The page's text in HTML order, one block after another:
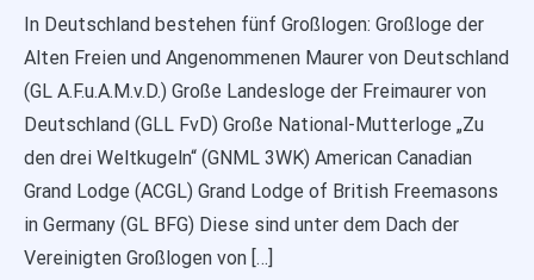
In Deutschland bestehen fünf Großlogen: Großloge der
Alten Freien und Angenommenen Maurer von Deutschland
(GL A.F.u.A.M.v.D.) Große Landesloge der Freimaurer von
Deutschland (GLL FvD) Große National-Mutterloge „Zu
den drei Weltkugeln“ (GNML 3WK) American Canadian
Grand Lodge (ACGL) Grand Lodge of British Freemasons
in Germany (GL BFG) Diese sind unter dem Dach der
Vereinigten Großlogen von […]